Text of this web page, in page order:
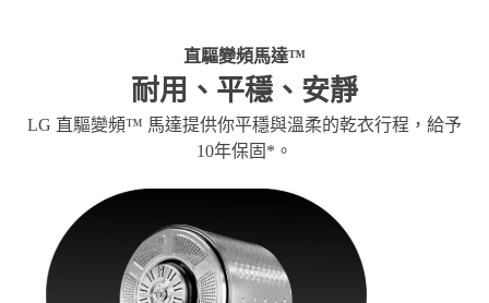
直驅變頻馬達™
耐用、平穩、安靜
LG 直驅變頻™ 馬達提供你平穩與溫柔的乾衣行程，給予